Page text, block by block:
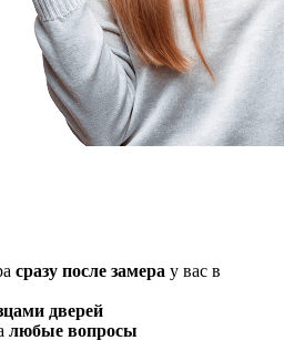
сразу после замера у вас в
дверей
любые вопросы